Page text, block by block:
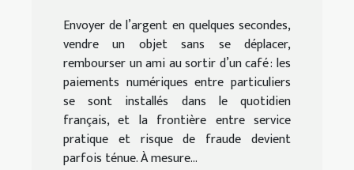
Envoyer de l’argent en quelques secondes,
vendre un objet sans se déplacer,
rembourser un ami au sortir d’un café : les
paiements numériques entre particuliers
se sont installés dans le quotidien
français, et la frontière entre service
pratique et risque de fraude devient
parfois ténue. À mesure...